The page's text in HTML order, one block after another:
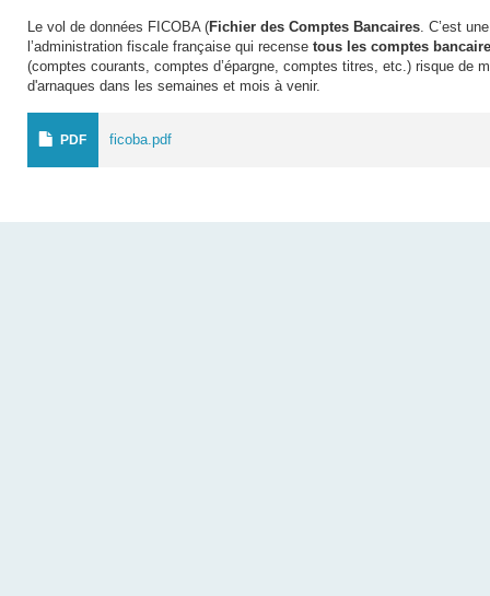
Le vol de données FICOBA (Fichier des Comptes Bancaires . C’est
l’administration fiscale française qui recense tous les comptes
(comptes courants, comptes d’épargne, comptes titres, etc.) risque de
d'arnaques dans les semaines et mois à venir.
PDF ficoba.pdf